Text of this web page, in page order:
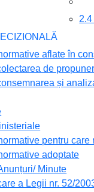
aflate în
de
și
pentru
adoptate
Minute
a Legii nr. 52/